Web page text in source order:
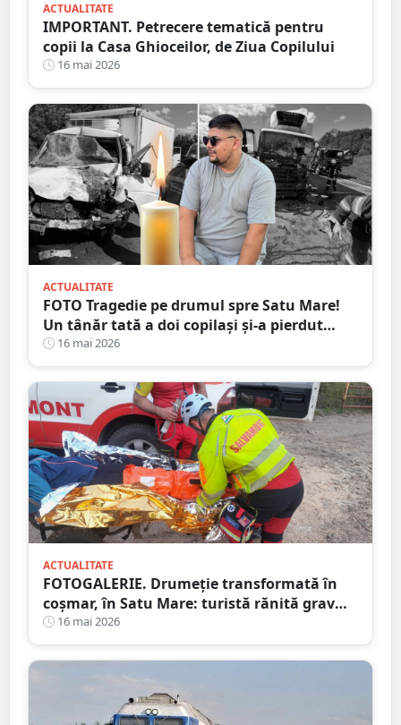
ACTUALITATE
IMPORTANT. Petrecere tematică pentru
copii la Casa Ghioceilor, de Ziua Copilului
16 mai 2026
ACTUALITATE
FOTO Tragedie pe drumul spre Satu Mare!
Un tânăr tată a doi copilași și-a pierdut
viața într-un accident cumplit
16 mai 2026
ACTUALITATE
FOTOGALERIE. Drumeție transformată în
coșmar, în Satu Mare: turistă rănită grav
după ce a alergat pe un traseu acoperit cu
frunze
16 mai 2026